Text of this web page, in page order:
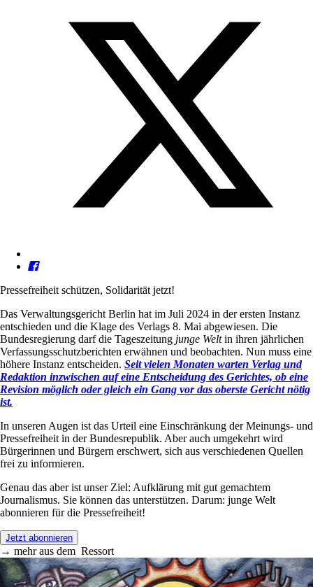
Pressefreiheit schützen, Solidarität jetzt!
Das Verwaltungsgericht Berlin hat im Juli 2024 in der ersten Instanz
entschieden und die Klage des Verlags 8. Mai abgewiesen. Die
Bundesregierung darf die Tageszeitung junge Weltin ihren jährlichen
Verfassungsschutzberichten erwähnen und beobachten. Nun muss eine
höhere Instanz entscheiden. Seit vielen Monaten warten Verlag und
Redaktion inzwischen auf eine Entscheidung des Gerichtes, ob eine
Revision möglich oder gleich ein Gang vor das oberste Gericht nötig
ist.
In unseren Augen ist das Urteil eine Einschränkung der Meinungs- und
Pressefreiheit in der Bundesrepublik. Aber auch umgekehrt wird
Bürgerinnen und Bürgern erschwert, sich aus verschiedenen Quellen
frei zu informieren.
Genau das aber ist unser Ziel: Aufklärung mit gut gemachtem
Journalismus. Sie können das unterstützen. Darum: junge Welt
abonnieren für die Pressefreiheit!
Jetzt abonnieren
→ mehr aus dem Ressort